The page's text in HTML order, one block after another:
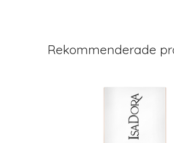
Rekommenderade